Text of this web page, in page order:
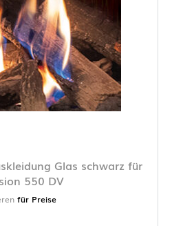
Glas schwarz für
550 DV
für Preise